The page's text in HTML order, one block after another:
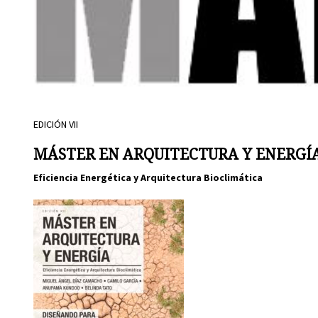
EDICIÓN VII
MÁSTER EN ARQUITECTURA Y
Eficiencia Energética y Arquitectura Bioclimática